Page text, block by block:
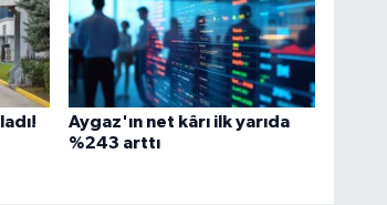
Aygaz'ın net kârı ilk yarıda
%243 arttı